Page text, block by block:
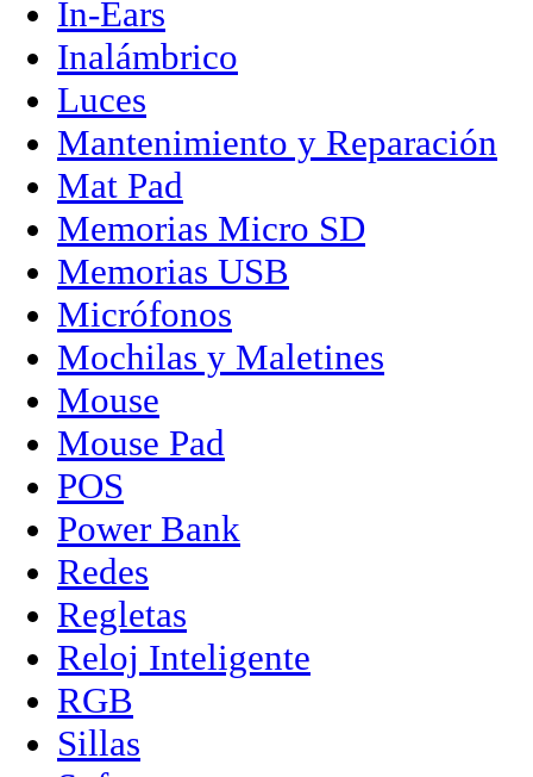
In-Ears
Inalámbrico
Luces
Mantenimiento y Reparación
Mat Pad
Memorias Micro SD
Memorias USB
Micrófonos
Mochilas y Maletines
Mouse
Mouse Pad
POS
Power Bank
Redes
Regletas
Reloj Inteligente
RGB
Sillas